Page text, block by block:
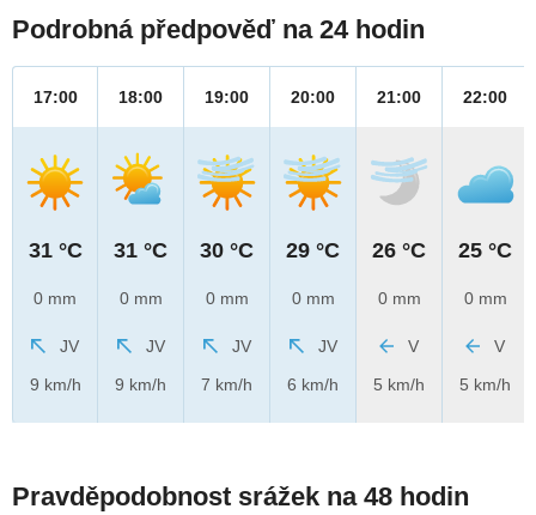
Podrobná předpověď na 24 hodin
17:00
31 °C
0 mm
JV
9 km/h
18:00
31 °C
0 mm
JV
9 km/h
19:00
30 °C
0 mm
JV
7 km/h
20:00
29 °C
0 mm
JV
6 km/h
21:00
26 °C
0 mm
V
5 km/h
22:00
25 °C
0 mm
V
5 km/h
Pravděpodobnost srážek na 48 hodin